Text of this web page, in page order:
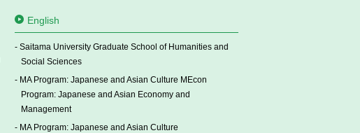
English
Saitama University Graduate School of Humanities and
Social Sciences
MA Program: Japanese and Asian Culture MEcon
Program: Japanese and Asian Economy and
Management
MA Program: Japanese and Asian Culture